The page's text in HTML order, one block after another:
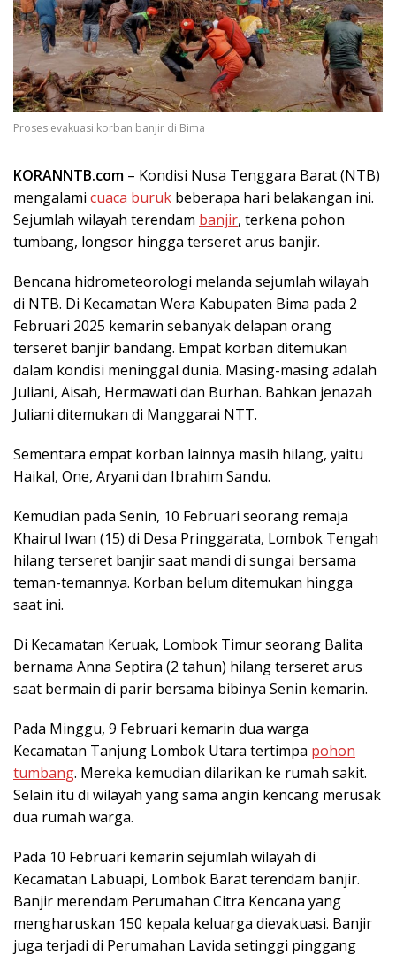
Proses evakuasi korban banjir di Bima
KORANNTB.com – Kondisi Nusa Tenggara Barat (NTB)
mengalami cuaca buruk beberapa hari belakangan ini.
Sejumlah wilayah terendam banjir, terkena pohon
tumbang, longsor hingga terseret arus banjir.
Bencana hidrometeorologi melanda sejumlah wilayah
di NTB. Di Kecamatan Wera Kabupaten Bima pada 2
Februari 2025 kemarin sebanyak delapan orang
terseret banjir bandang. Empat korban ditemukan
dalam kondisi meninggal dunia. Masing-masing adalah
Juliani, Aisah, Hermawati dan Burhan. Bahkan jenazah
Juliani ditemukan di Manggarai NTT.
Sementara empat korban lainnya masih hilang, yaitu
Haikal, One, Aryani dan Ibrahim Sandu.
Kemudian pada Senin, 10 Februari seorang remaja
Khairul Iwan (15) di Desa Pringgarata, Lombok Tengah
hilang terseret banjir saat mandi di sungai bersama
teman-temannya. Korban belum ditemukan hingga
saat ini.
Di Kecamatan Keruak, Lombok Timur seorang Balita
bernama Anna Septira (2 tahun) hilang terseret arus
saat bermain di parir bersama bibinya Senin kemarin.
Pada Minggu, 9 Februari kemarin dua warga
Kecamatan Tanjung Lombok Utara tertimpa pohon
tumbang. Mereka kemudian dilarikan ke rumah sakit.
Selain itu di wilayah yang sama angin kencang merusak
dua rumah warga.
Pada 10 Februari kemarin sejumlah wilayah di
Kecamatan Labuapi, Lombok Barat terendam banjir.
Banjir merendam Perumahan Citra Kencana yang
mengharuskan 150 kepala keluarga dievakuasi. Banjir
juga terjadi di Perumahan Lavida setinggi pinggang